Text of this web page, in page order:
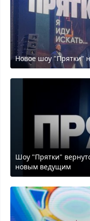
Новое шоу "Прятки"
Шоу "Прятки"
новым ведущим